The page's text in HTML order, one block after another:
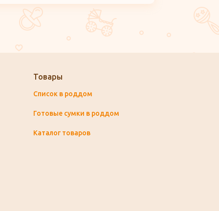
Товары
Список в роддом
Готовые сумки в роддом
Каталог товаров